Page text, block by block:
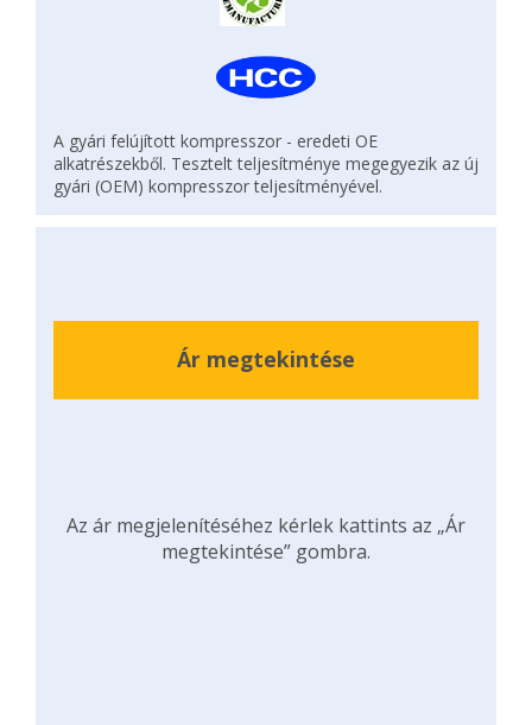
A gyári felújított kompresszor - eredeti OE
alkatrészekből. Tesztelt teljesítménye megegyezik az új
gyári (OEM) kompresszor teljesítményével.
Ár megtekintése
Az ár megjelenítéséhez kérlek kattints az „Ár
megtekintése” gombra.